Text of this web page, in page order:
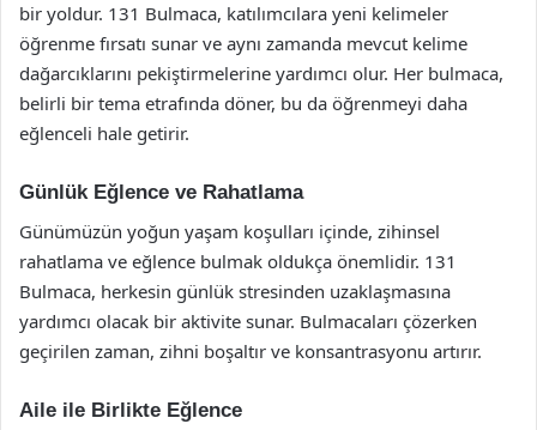
bir yoldur. 131 Bulmaca, katılımcılara yeni kelimeler
öğrenme fırsatı sunar ve aynı zamanda mevcut kelime
dağarcıklarını pekiştirmelerine yardımcı olur. Her bulmaca,
belirli bir tema etrafında döner, bu da öğrenmeyi daha
eğlenceli hale getirir.
Günlük Eğlence ve Rahatlama
Günümüzün yoğun yaşam koşulları içinde, zihinsel
rahatlama ve eğlence bulmak oldukça önemlidir. 131
Bulmaca, herkesin günlük stresinden uzaklaşmasına
yardımcı olacak bir aktivite sunar. Bulmacaları çözerken
geçirilen zaman, zihni boşaltır ve konsantrasyonu artırır.
Aile ile Birlikte Eğlence